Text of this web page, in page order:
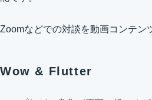
Zoomなどでの対談を動画コンテン
Wow & Flutter